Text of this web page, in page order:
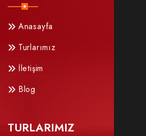
Anasayfa
Turlarımız
İletişim
Blog
TURLARIMIZ